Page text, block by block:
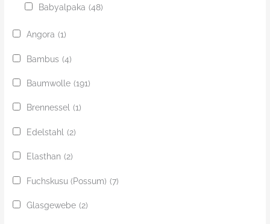
Babyalpaka (48)
Angora (1)
Bambus (4)
Baumwolle (191)
Brennessel (1)
Edelstahl (2)
Elasthan (2)
Fuchskusu (Possum) (7)
Glasgewebe (2)